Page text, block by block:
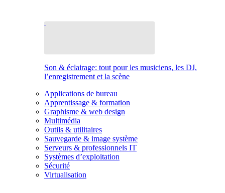
Son & éclairage: tout pour les musiciens, les DJ,
l’enregistrement et la scène
Applications de bureau
Apprentissage & formation
Graphisme & web design
Multimédia
Outils & utilitaires
Sauvegarde & image système
Serveurs & professionnels IT
Systèmes d’exploitation
Sécurité
Virtualisation